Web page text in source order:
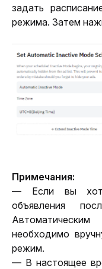
задать
режима. Затем
Примечания:
— Если вы
объявления
необходимо
режим.
— В настоящее